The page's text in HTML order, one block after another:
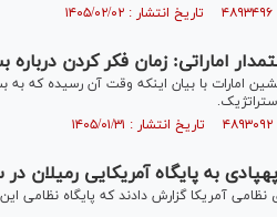
اماراتی: زمان فکر کردن
امارات با بیان اینکه وقت آن رسیده که
به پایگاه آمریکایی رمیلان
نظامی آمریکا گزارش دادند که پایگاه